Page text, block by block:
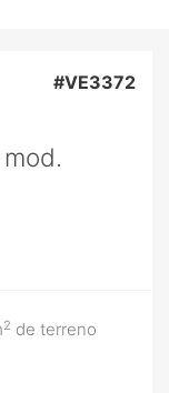
#VE3372
2 de terreno